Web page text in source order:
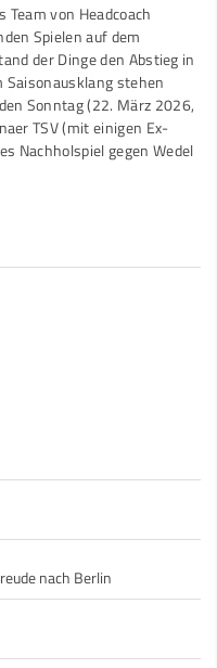
von Headcoach
Spielen auf dem
der Dinge den Abstieg in
Saisonausklang stehen
Sonntag (22. März 2026,
TSV (mit einigen Ex-
Nachholspiel gegen Wedel
nach Berlin